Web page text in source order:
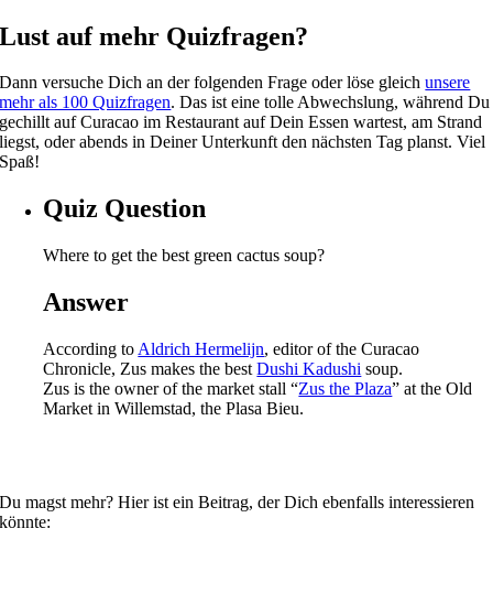
Lust auf mehr Quizfragen?
Dann versuche Dich an der folgenden Frage oder löse gleichunsere
mehr als 100 Quizfragen. Das ist eine tolle Abwechslung, während Du
gechillt auf Curacao im Restaurant auf Dein Essen wartest, am Strand
liegst, oder abends in Deiner Unterkunft den nächsten Tag planst. Viel
Spaß!
Quiz Question
Where to get the best green cactus soup?
Answer
According to Aldrich Hermelijn, editor of the Curacao
Chronicle, Zus makes the bestDushi Kadushi soup.
Zus is the owner of the market stall “Zus the Plaza” at the Old
Market in Willemstad, the Plasa Bieu.
Du magst mehr? Hier ist ein Beitrag, der Dich ebenfalls interessieren
könnte: